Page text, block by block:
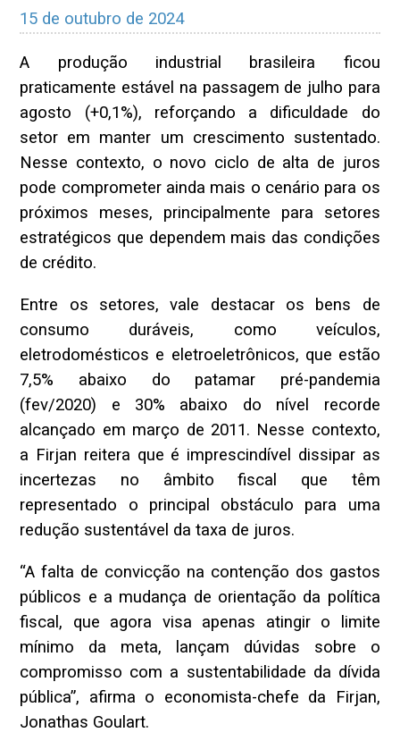
15 de outubro de 2024
A produção industrial brasileira ficou
praticamente estável na passagem de julho para
agosto (+0,1%), reforçando a dificuldade do
setor em manter um crescimento sustentado.
Nesse contexto, o novo ciclo de alta de juros
pode comprometer ainda mais o cenário para os
próximos meses, principalmente para setores
estratégicos que dependem mais das condições
de crédito.
Entre os setores, vale destacar os bens de
consumo duráveis, como veículos,
eletrodomésticos e eletroeletrônicos, que estão
7,5% abaixo do patamar pré-pandemia
(fev/2020) e 30% abaixo do nível recorde
alcançado em março de 2011. Nesse contexto,
a Firjan reitera que é imprescindível dissipar as
incertezas no âmbito fiscal que têm
representado o principal obstáculo para uma
redução sustentável da taxa de juros.
“A falta de convicção na contenção dos gastos
públicos e a mudança de orientação da política
fiscal, que agora visa apenas atingir o limite
mínimo da meta, lançam dúvidas sobre o
compromisso com a sustentabilidade da dívida
pública”, afirma o economista-chefe da Firjan,
Jonathas Goulart.